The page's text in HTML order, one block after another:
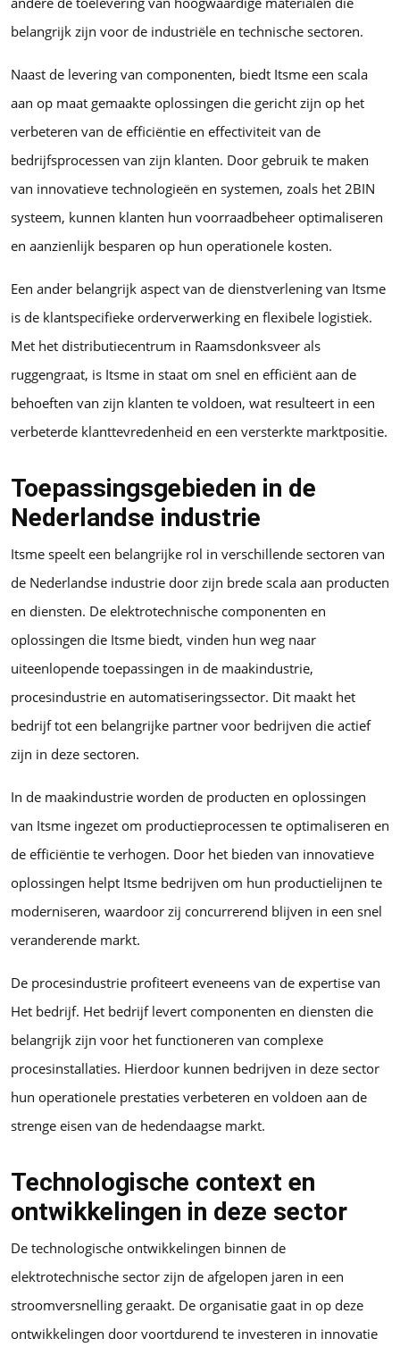
belangrijk zijn voor de industriële en technische sectoren.
Naast de levering van componenten, biedt Itsme een scala
aan op maat gemaakte oplossingen die gericht zijn op het
verbeteren van de efficiëntie en effectiviteit van de
bedrijfsprocessen van zijn klanten. Door gebruik te maken
van innovatieve technologieën en systemen, zoals het 2BIN
systeem, kunnen klanten hun voorraadbeheer optimaliseren
en aanzienlijk besparen op hun operationele kosten.
Een ander belangrijk aspect van de dienstverlening van Itsme
is de klantspecifieke orderverwerking en flexibele logistiek.
Met het distributiecentrum in Raamsdonksveer als
ruggengraat, is Itsme in staat om snel en efficiënt aan de
behoeften van zijn klanten te voldoen, wat resulteert in een
verbeterde klanttevredenheid en een versterkte marktpositie.
Toepassingsgebieden in de
Nederlandse industrie
Itsme speelt een belangrijke rol in verschillende sectoren van
de Nederlandse industrie door zijn brede scala aan producten
en diensten. De elektrotechnische componenten en
oplossingen die Itsme biedt, vinden hun weg naar
uiteenlopende toepassingen in de maakindustrie,
procesindustrie en automatiseringssector. Dit maakt het
bedrijf tot een belangrijke partner voor bedrijven die actief
zijn in deze sectoren.
In de maakindustrie worden de producten en oplossingen
van Itsme ingezet om productieprocessen te optimaliseren en
de efficiëntie te verhogen. Door het bieden van innovatieve
oplossingen helpt Itsme bedrijven om hun productielijnen te
moderniseren, waardoor zij concurrerend blijven in een snel
veranderende markt.
De procesindustrie profiteert eveneens van de expertise van
Het bedrijf. Het bedrijf levert componenten en diensten die
belangrijk zijn voor het functioneren van complexe
procesinstallaties. Hierdoor kunnen bedrijven in deze sector
hun operationele prestaties verbeteren en voldoen aan de
strenge eisen van de hedendaagse markt.
Technologische context en
ontwikkelingen in deze sector
De technologische ontwikkelingen binnen de
elektrotechnische sector zijn de afgelopen jaren in een
stroomversnelling geraakt. De organisatie gaat in op deze
ontwikkelingen door voortdurend te investeren in innovatie